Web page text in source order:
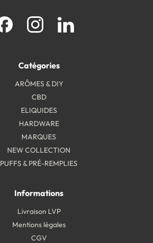
Catégories
ARÔMES & DIY
CBD
ELIQUIDES
HARDWARE
MARQUES
NEW COLLECTION
PUFFS & PRÉ-REMPLIES
Informations
Livraison LVP
Mentions légales
CGV
Facebook Instagram